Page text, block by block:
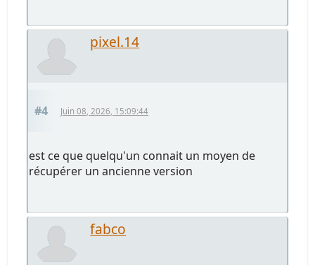
pixel.14
#4 Juin 08, 2026, 15:09:44
est ce que quelqu'un connait un moyen de
récupérer un ancienne version
fabco